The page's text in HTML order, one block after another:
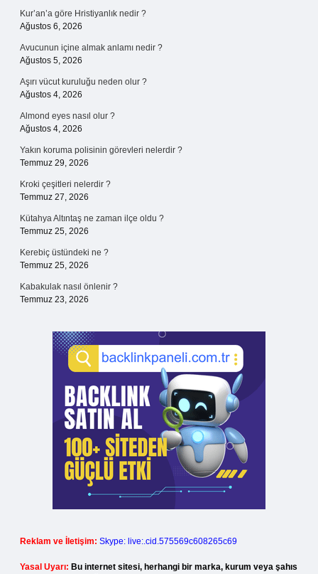
Kur’an’a göre Hristiyanlık nedir ?
Ağustos 6, 2026
Avucunun içine almak anlamı nedir ?
Ağustos 5, 2026
Aşırı vücut kuruluğu neden olur ?
Ağustos 4, 2026
Almond eyes nasıl olur ?
Ağustos 4, 2026
Yakın koruma polisinin görevleri nelerdir ?
Temmuz 29, 2026
Kroki çeşitleri nelerdir ?
Temmuz 27, 2026
Kütahya Altıntaş ne zaman ilçe oldu ?
Temmuz 25, 2026
Kerebiç üstündeki ne ?
Temmuz 25, 2026
Kabakulak nasıl önlenir ?
Temmuz 23, 2026
Reklam ve İletişim: Skype: live:.cid.575569c608265c69
Yasal Uyarı: Bu internet sitesi, herhangi bir marka, kurum veya şahıs